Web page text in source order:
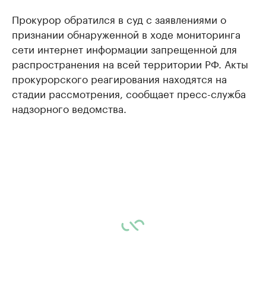
Прокурор обратился в суд с заявлениями о
признании обнаруженной в ходе мониторинга
сети интернет информации запрещенной для
распространения на всей территории РФ. Акты
прокурорского реагирования находятся на
стадии рассмотрения, сообщает пресс-служба
надзорного ведомства.